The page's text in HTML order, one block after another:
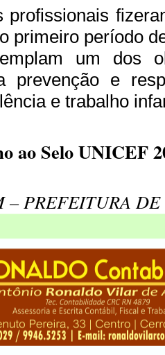
profissionais
primeiro período
um dos
prevenção e
e trabalho
ao Selo UNICEF
– PREFEITURA